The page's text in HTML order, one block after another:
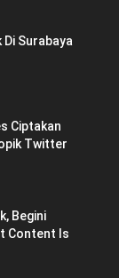
Di Surabaya
Ciptakan
Twitter
Begini
Content Is